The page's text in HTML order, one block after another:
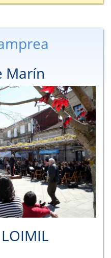
Marín